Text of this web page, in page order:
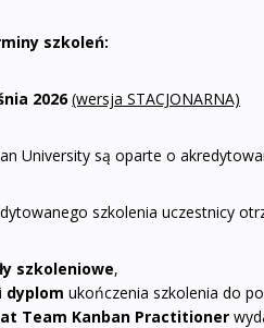
szkoleń:
2026 (wersja STACJONARNA)
University są oparte o
szkolenia uczestnicy
szkoleniowe,
dyplom ukończenia szkolenia do
Team Kanban Practitioner